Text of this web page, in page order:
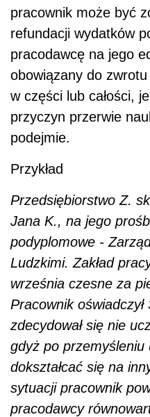
pracownik może być
refundacji wydatków
pracodawcę na jego
obowiązany do
w części lub całości,
przyczyn przerwie
podejmie.
Przykład
Przedsiębiorstwo Z.
Jana K., na jego
podyplomowe -
Ludzkimi. Zakład
września czesne za
Pracownik
zdecydował się nie
gdyż po przemyśleniu
dokształcać się na
sytuacji pracownik
pracodawcy